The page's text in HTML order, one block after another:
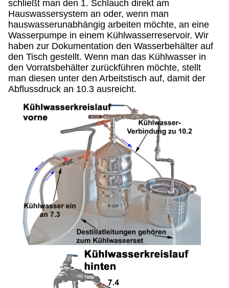
schließt man den 1. Schlauch direkt am
Hauswassersystem an oder, wenn man
hauswasserunabhängig arbeiten möchte, an eine
Wasserpumpe in einem Kühlwasserreservoir. Wir
haben zur Dokumentation den Wasserbehälter auf
den Tisch gestellt. Wenn man das Kühlwasser in
den Vorratsbehälter zurückführen möchte, stellt
man diesen unter den Arbeitstisch auf, damit der
Abflussdruck an 10.3 ausreicht.